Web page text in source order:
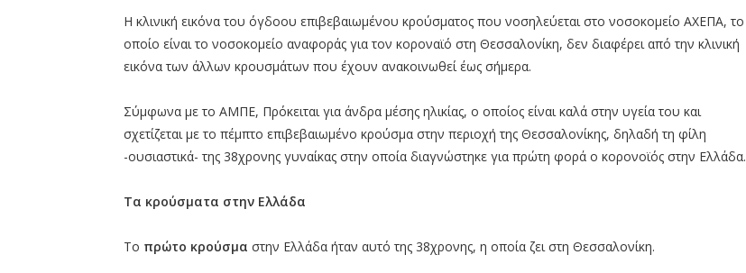
Η κλινική εικόνα του όγδοου επιβεβαιωμένου κρούσματος που νοσηλεύεται στο νοσοκομείο ΑΧΕΠΑ, το
οποίο είναι το νοσοκομείο αναφοράς για τον κοροναϊό στη Θεσσαλονίκη, δεν διαφέρει από την κλινική
εικόνα των άλλων κρουσμάτων που έχουν ανακοινωθεί έως σήμερα.
Σύμφωνα με το ΑΜΠΕ, Πρόκειται για άνδρα μέσης ηλικίας, ο οποίος είναι καλά στην υγεία του και
σχετίζεται με το πέμπτο επιβεβαιωμένο κρούσμα στην περιοχή της Θεσσαλονίκης, δηλαδή τη φίλη
-ουσιαστικά- της 38χρονης γυναίκας στην οποία διαγνώστηκε για πρώτη φορά ο κορονοϊός στην Ελλάδα.
Τα κρούσματα στην Ελλάδα
Το πρώτο κρούσμα στην Ελλάδα ήταν αυτό της 38χρονης, η οποία ζει στη Θεσσαλονίκη.